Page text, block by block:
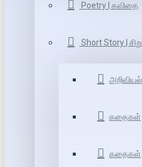
Poetry | கவிதை
Short Story |
கதைகள்
கதைகள்